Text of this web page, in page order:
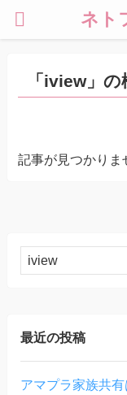
ネト
「iview」
記事が見つかりま
最近の投稿
アマプラ家族共